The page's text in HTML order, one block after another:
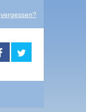
vergessen?